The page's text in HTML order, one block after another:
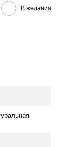
В желания